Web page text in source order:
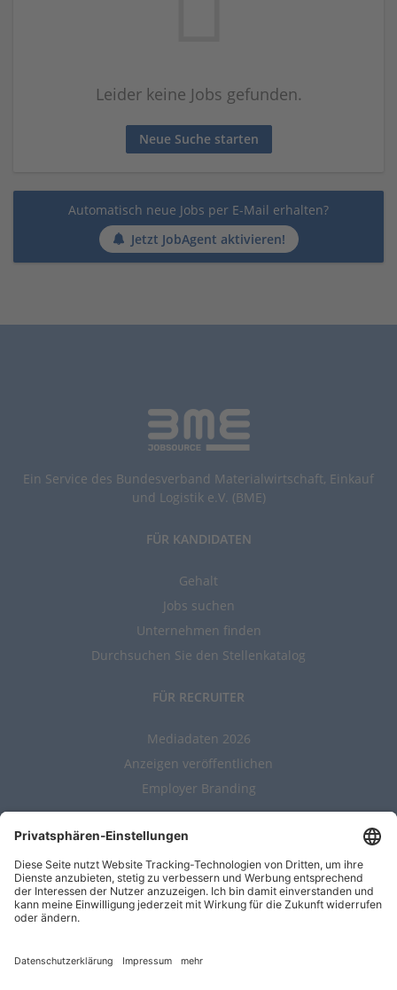
Leider keine Jobs gefunden.
Neue Suche starten
Automatisch neue Jobs per E-Mail erhalten?
Jetzt JobAgent aktivieren!
Ein Service des Bundesverband Materialwirtschaft, Einkauf
und Logistik e.V. (BME)
FÜR KANDIDATEN
Gehalt
Jobs suchen
Unternehmen finden
Durchsuchen Sie den Stellenkatalog
FÜR RECRUITER
Mediadaten 2026
Anzeigen veröffentlichen
Employer Branding
ALLGEMEIN
Kontakt
AGBs